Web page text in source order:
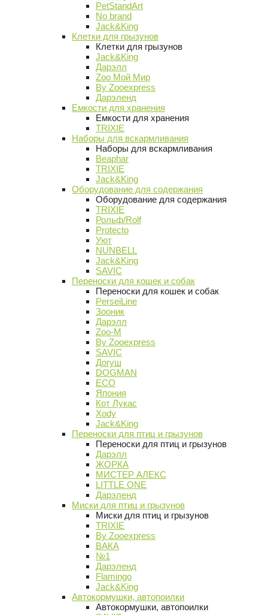
PetStandArt
No brand
Jack&King
Клетки для грызунов
Клетки для грызунов
Jack&King
Дарэлл
Zoo Мой Мир
By Zooexpress
Дарэленд
Емкости для хранения
Емкости для хранения
TRIXIE
Наборы для вскармливания
Наборы для вскармливания
Beaphar
TRIXIE
Jack&King
Оборудование для содержания
Оборудование для содержания
TRIXIE
Рольф/Rolf
Protecto
Уют
NUNBELL
Jack&King
SAVIC
Переноски для кошек и собак
Переноски для кошек и собак
PerseiLine
Зооник
Дарэлл
Zoo-M
By Zooexpress
SAVIC
Догуш
DOGMAN
ECO
Япония
Кот Лукас
Xody
Jack&King
Переноски для птиц и грызунов
Переноски для птиц и грызунов
Дарэлл
ЖОРКА
МИСТЕР АЛЕКС
LITTLE ONE
Дарэленд
Миски для птиц и грызунов
Миски для птиц и грызунов
TRIXIE
By Zooexpress
ВАКА
№1
Дарэленд
Flamingo
Jack&King
Автокормушки, автопоилки
Автокормушки, автопоилки